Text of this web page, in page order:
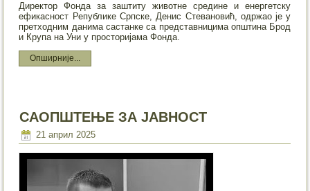
Директор Фонда за заштиту животне средине и енергетску
ефикасност Републике Српске, Денис Стевановић, одржао је у
претходним данима састанке са представницима општина Брод
и Крупа на Уни у просторијама Фонда.
Опширније...
САОПШТЕЊЕ ЗА ЈАВНОСТ
21 април 2025